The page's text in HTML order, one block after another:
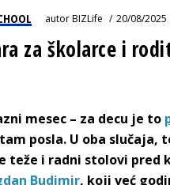
autorBIZLife 20/08/
za školarce i
mesec – za decu je to
posla. U oba slučaja,
teže i radni stolovi
Budimir, koji već